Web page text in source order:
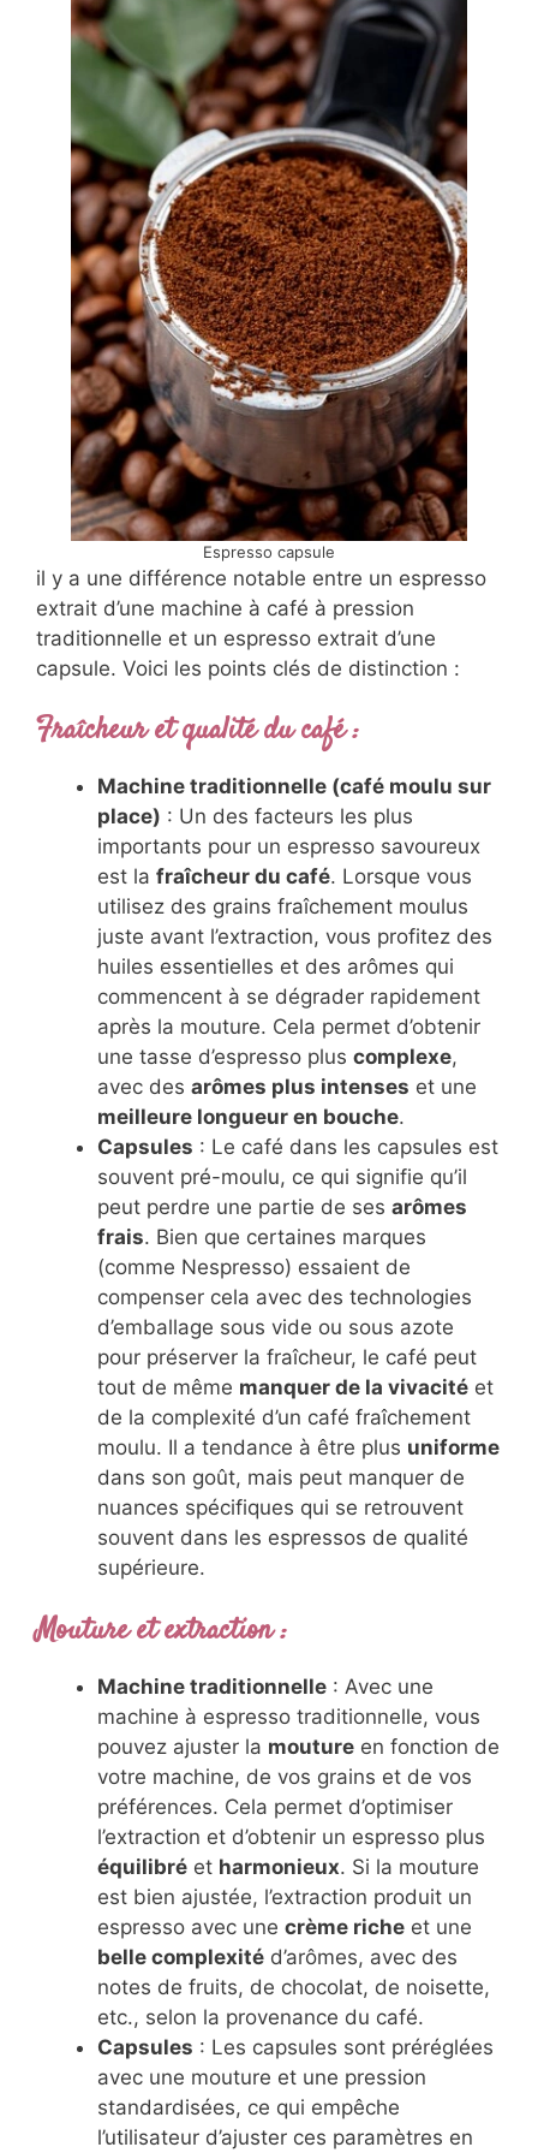
Espresso capsule
il y a une différence notable entre un espresso
extrait d’une machine à café à pression
traditionnelle et un espresso extrait d’une
capsule. Voici les points clés de distinction :
Fraîcheur et qualité du café:
Machine traditionnelle (café moulu sur
place) : Un des facteurs les plus
importants pour un espresso savoureux
est la fraîcheur du café. Lorsque vous
utilisez des grains fraîchement moulus
juste avant l’extraction, vous profitez des
huiles essentielles et des arômes qui
commencent à se dégrader rapidement
après la mouture. Cela permet d’obtenir
une tasse d’espresso plus complexe,
avec des arômes plus intenses et une
meilleure longueur en bouche.
Capsules : Le café dans les capsules est
souvent pré-moulu, ce qui signifie qu’il
peut perdre une partie de ses arômes
frais. Bien que certaines marques
(comme Nespresso) essaient de
compenser cela avec des technologies
d’emballage sous vide ou sous azote
pour préserver la fraîcheur, le café peut
tout de même manquer de la vivacité et
de la complexité d’un café fraîchement
moulu. Il a tendance à être plus uniforme
dans son goût, mais peut manquer de
nuances spécifiques qui se retrouvent
souvent dans les espressos de qualité
supérieure.
Mouture et extraction:
Machine traditionnelle : Avec une
machine à espresso traditionnelle, vous
pouvez ajuster la mouture en fonction de
votre machine, de vos grains et de vos
préférences. Cela permet d’optimiser
l’extraction et d’obtenir un espresso plus
équilibré et harmonieux. Si la mouture
est bien ajustée, l’extraction produit un
espresso avec une crème riche et une
belle complexité d’arômes, avec des
notes de fruits, de chocolat, de noisette,
etc., selon la provenance du café.
Capsules : Les capsules sont préréglées
avec une mouture et une pression
standardisées, ce qui empêche
l’utilisateur d’ajuster ces paramètres en